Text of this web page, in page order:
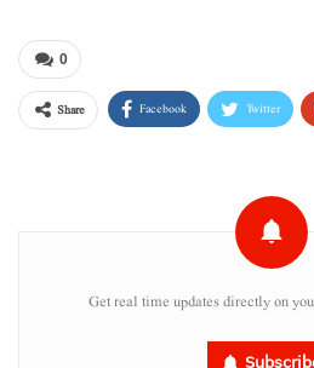
0
Share Facebook Twitter
Get real time updates directly on